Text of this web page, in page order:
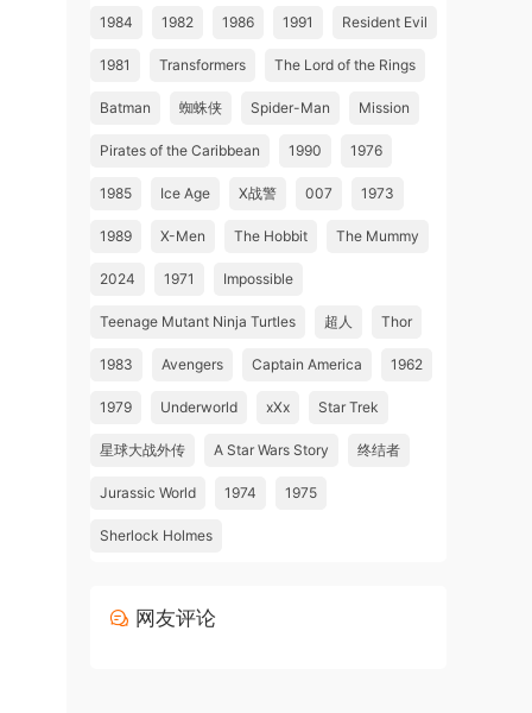
1984 1982 1986 1991 Resident Evil
1981 Transformers The Lord of the Rings
Batman 蜘蛛侠 Spider-Man Mission
Pirates of the Caribbean 1990 1976
1985 Ice Age X战警 007 1973
1989 X-Men The Hobbit The Mummy
2024 1971 Impossible
Teenage Mutant Ninja Turtles 超人 Thor
1983 Avengers Captain America 1962
1979 Underworld xXx Star Trek
星球大战外传 A Star Wars Story 终结者
Jurassic World 1974 1975
Sherlock Holmes
网友评论